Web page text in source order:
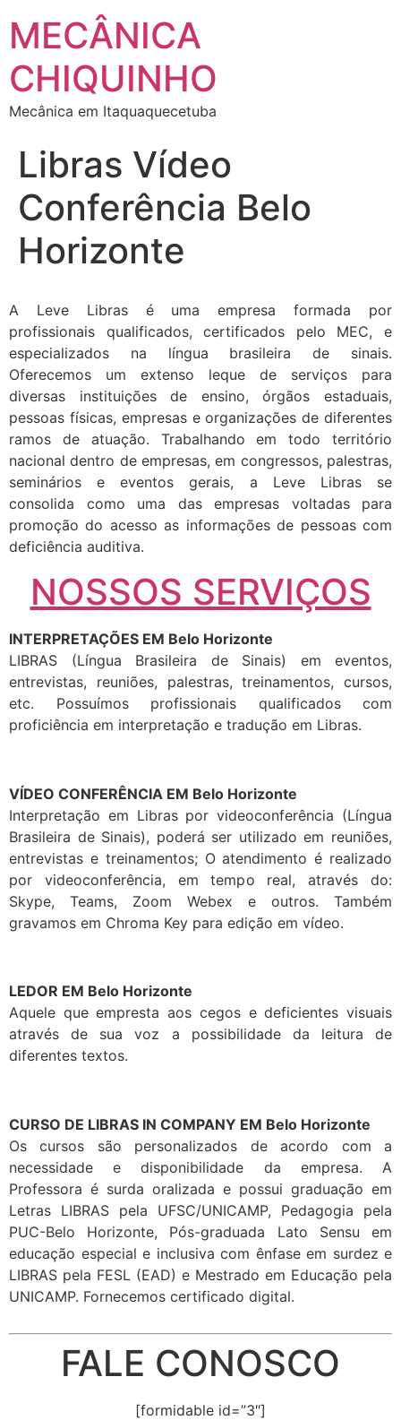
MECÂNICA
CHIQUINHO
Mecânica em Itaquaquecetuba
Libras Vídeo
Conferência Belo
Horizonte
A Leve Libras é uma empresa formada por
profissionais qualificados, certificados pelo MEC, e
especializados na língua brasileira de sinais.
Oferecemos um extenso leque de serviços para
diversas instituições de ensino, órgãos estaduais,
pessoas físicas, empresas e organizações de diferentes
ramos de atuação. Trabalhando em todo território
nacional dentro de empresas, em congressos, palestras,
seminários e eventos gerais, a Leve Libras se
consolida como uma das empresas voltadas para
promoção do acesso as informações de pessoas com
deficiência auditiva.
NOSSOS SERVIÇOS
INTERPRETAÇÕES EM Belo Horizonte
LIBRAS (Língua Brasileira de Sinais) em eventos,
entrevistas, reuniões, palestras, treinamentos, cursos,
etc. Possuímos profissionais qualificados com
proficiência em interpretação e tradução em Libras.
VÍDEO CONFERÊNCIA EM Belo Horizonte
Interpretação em Libras por videoconferência (Língua
Brasileira de Sinais), poderá ser utilizado em reuniões,
entrevistas e treinamentos; O atendimento é realizado
por videoconferência, em tempo real, através do:
Skype, Teams, Zoom Webex e outros. Também
gravamos em Chroma Key para edição em vídeo.
LEDOR EM Belo Horizonte
Aquele que empresta aos cegos e deficientes visuais
através de sua voz a possibilidade da leitura de
diferentes textos.
CURSO DE LIBRAS IN COMPANY EM Belo Horizonte
Os cursos são personalizados de acordo com a
necessidade e disponibilidade da empresa. A
Professora é surda oralizada e possui graduação em
Letras LIBRAS pela UFSC/UNICAMP, Pedagogia pela
PUC-Belo Horizonte, Pós-graduada Lato Sensu em
educação especial e inclusiva com ênfase em surdez e
LIBRAS pela FESL (EAD) e Mestrado em Educação pela
UNICAMP. Fornecemos certificado digital.
FALE CONOSCO
[formidable id=”3″]